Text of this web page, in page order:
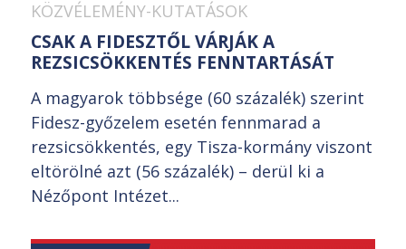
KÖZVÉLEMÉNY-KUTATÁSOK
CSAK A FIDESZTŐL VÁRJÁK A
REZSICSÖKKENTÉS FENNTARTÁSÁT
A magyarok többsége (60 százalék) szerint
Fidesz-győzelem esetén fennmarad a
rezsicsökkentés, egy Tisza-kormány viszont
eltörölné azt (56 százalék) – derül ki a
Nézőpont Intézet...